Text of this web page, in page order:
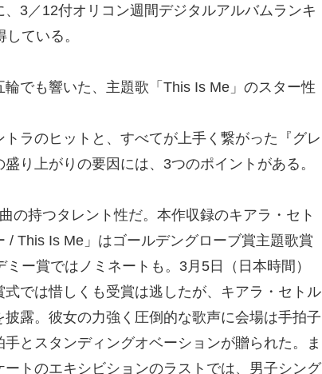
3／12付オリコン週間デジタルアルバムランキ
ている。
でも響いた、主題歌「This Is Me」のスター性
ラのヒットと、すべてが上手く繋がった『グレ
り上がりの要因には、3つのポイントがある。
の持つタレント性だ。本作収録のキアラ・セト
/ This Is Me」はゴールデングローブ賞主題歌賞
ー賞ではノミネートも。3月5日（日本時間）
では惜しくも受賞は逃したが、キアラ・セトル
露。彼女の力強く圧倒的な歌声に会場は手拍子
とスタンディングオベーションが贈られた。ま
トのエキシビションのラストでは、男子シング